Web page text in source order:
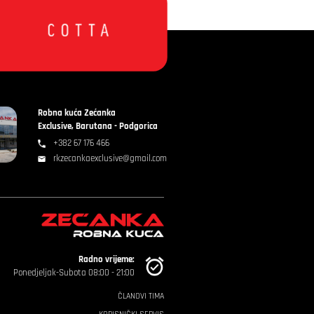
Robna kuća Zećanka
Exclusive, Barutana - Podgorica
+382 67 176 466
rkzecankaexclusive@gmail.com
Radno vrijeme:
Ponedjeljak-Subota 08:00 - 21:00
ČLANOVI TIMA